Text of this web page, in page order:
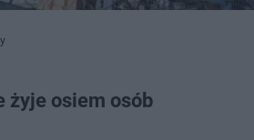
żyje osiem osób